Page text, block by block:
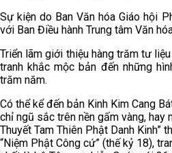
Sự kiện do Ban Văn hóa Giáo hội
với Ban Điều hành Trung tâm Văn
Triển lãm giới thiệu hàng trăm tư
tranh khắc mộc bản đến những
trăm năm.
Có thể kể đến bản Kinh Kim Cang
chỉ ngũ sắc trên nền gấm vàng, hay
Thuyết Tam Thiên Phật Danh Kinh”
“Niệm Phật Công cứ” (thế kỷ 18),